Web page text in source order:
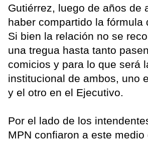
Gutiérrez, luego de años de
haber compartido la fórmula
Si bien la relación no se
una tregua hasta tanto
comicios y para lo que será
institucional de ambos, uno
y el otro en el Ejecutivo.
Por el lado de los
MPN confiaron a este